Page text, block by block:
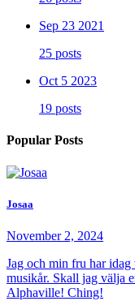
Sep 23 2021
25 posts
Oct 5 2023
19 posts
Popular Posts
Josaa
November 2, 2024
Jag och min fru har
musikår. Skall jag välja
Alphaville! Ching!